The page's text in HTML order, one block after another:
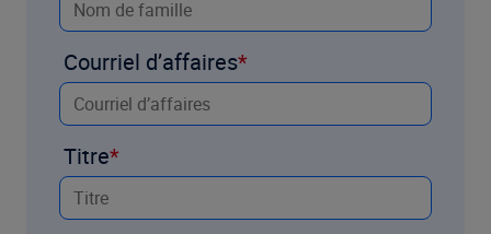
Courriel d’affaires
Titre